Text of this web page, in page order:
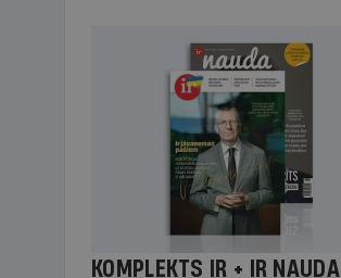
KOMPLEKTS IR + IR NAUDA